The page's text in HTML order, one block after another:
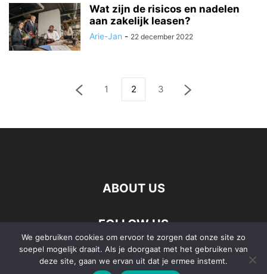
Wat zijn de risicos en nadelen
aan zakelijk leasen?
Arie-Jan - 22 december 2022
1 2 3
ABOUT US
FOLLOW US
We gebruiken cookies om ervoor te zorgen dat onze site zo
soepel mogelijk draait. Als je doorgaat met het gebruiken van
deze site, gaan we ervan uit dat je ermee instemt.